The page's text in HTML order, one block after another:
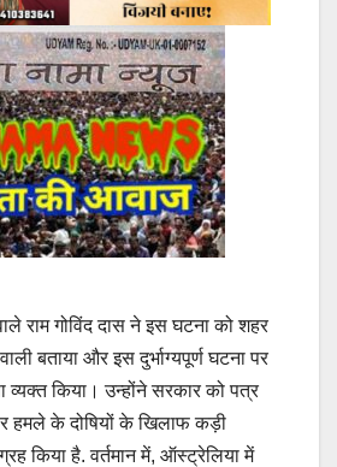
राम गोविंद दास ने इस घटना को शहर
बताया और इस दुर्भाग्यपूर्ण घटना पर
व्यक्त किया। उन्होंने सरकार को पत्र
हमले के दोषियों के खिलाफ कड़ी
किया है. वर्तमान में, ऑस्ट्रेलिया में